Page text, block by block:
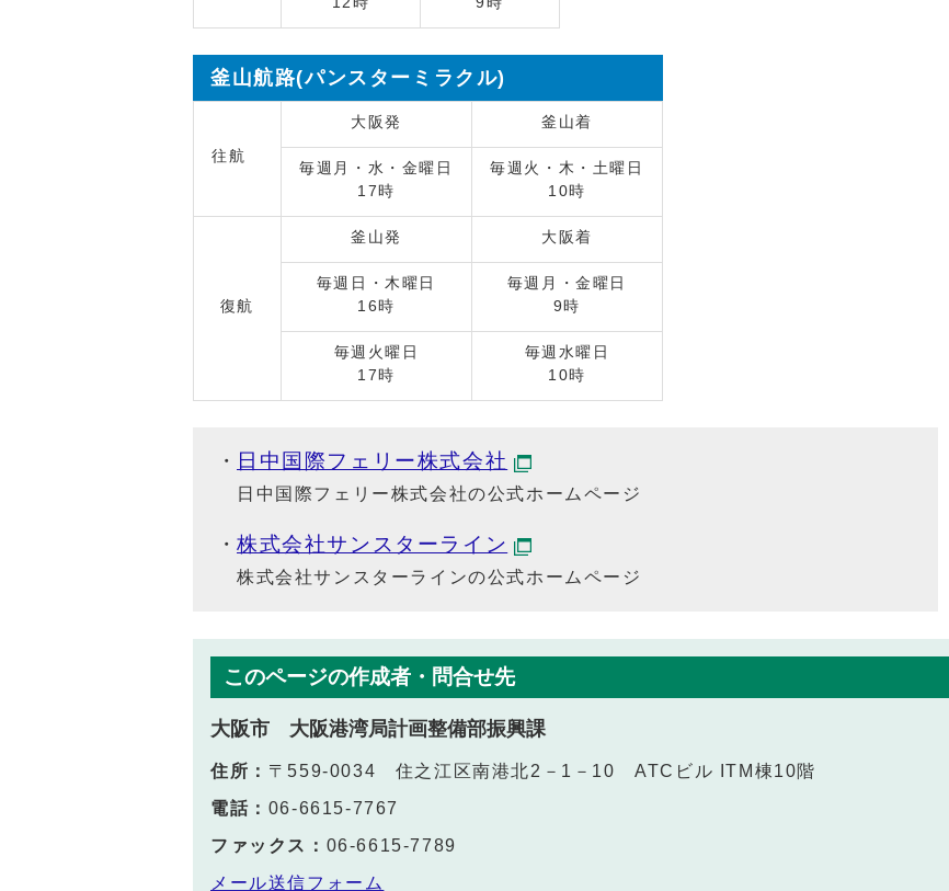
釜山航路(パンスターミラクル)
往航
大阪発 釜山着
毎週月・水・金曜日
17時
毎週火・木・土曜日
10時
復航
釜山発 大阪着
毎週日・木曜日
16時
毎週月・金曜日
9時
毎週火曜日
17時
毎週水曜日
10時
日中国際フェリー株式会社
日中国際フェリー株式会社の公式ホームページ
株式会社サンスターライン
株式会社サンスターラインの公式ホームページ
このページの作成者・問合せ先
大阪市 大阪港湾局計画整備部振興課
住所： 〒559-0034 住之江区南港北2－1－10 ATCビル ITM棟10階
電話： 06-6615-7767
ファックス： 06-6615-7789
メール送信フォーム